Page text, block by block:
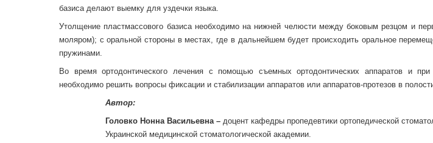
базиса делают выемку для уздечки языка.
Утолщение пластмассового базиса необходимо на нижней челюсти между боковым резцом и
моляром); с оральной стороны в местах, где в дальнейшем будет происходить оральное
пружинами.
Во время ортодонтического лечения с помощью съемных ортодонтических аппаратов и
необходимо решить вопросы фиксации и стабилизации аппаратов или аппаратов-протезов в
Автор:
Головко Нонна Васильевна – доцент кафедры пропедевтики ортопедической
Украинской медицинской стоматологической академии.